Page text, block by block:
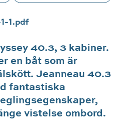
1.pdf
40.3, 3 kabiner.
en båt som är
Jeanneau 40.3
fantastiska
vistelse ombord.